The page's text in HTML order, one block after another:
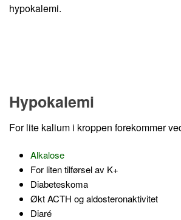
hypokalemi.
Hypokalemi
For lite kalium i kroppen forekommer
Alkalose
For liten tilførsel av K+
Diabeteskoma
Økt ACTH og aldosteronaktivitet
Diaré